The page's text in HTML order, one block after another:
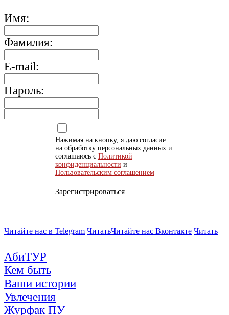
Имя:
Фамилия:
E-mail:
Пароль:
Нажимая на кнопку, я даю согласие
на обработку персональных данных и
соглашаюсь с Политикой
конфиденциальности и
Пользовательским соглашением
Зарегистрироваться
Читайте нас в Telegram ЧитатьЧитайте нас Вконтакте Читать
АбиТУР
Кем быть
Ваши истории
Увлечения
Журфак ПУ